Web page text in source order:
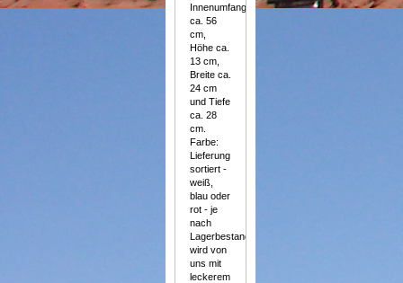
Innenumfang:
ca. 56
cm,
Höhe ca.
13 cm,
Breite ca.
24 cm
und Tiefe
ca. 28
cm.
Farbe:
Lieferung
sortiert -
weiß,
blau oder
rot - je
nach
Lagerbestand.)
wird von
uns mit
leckerem